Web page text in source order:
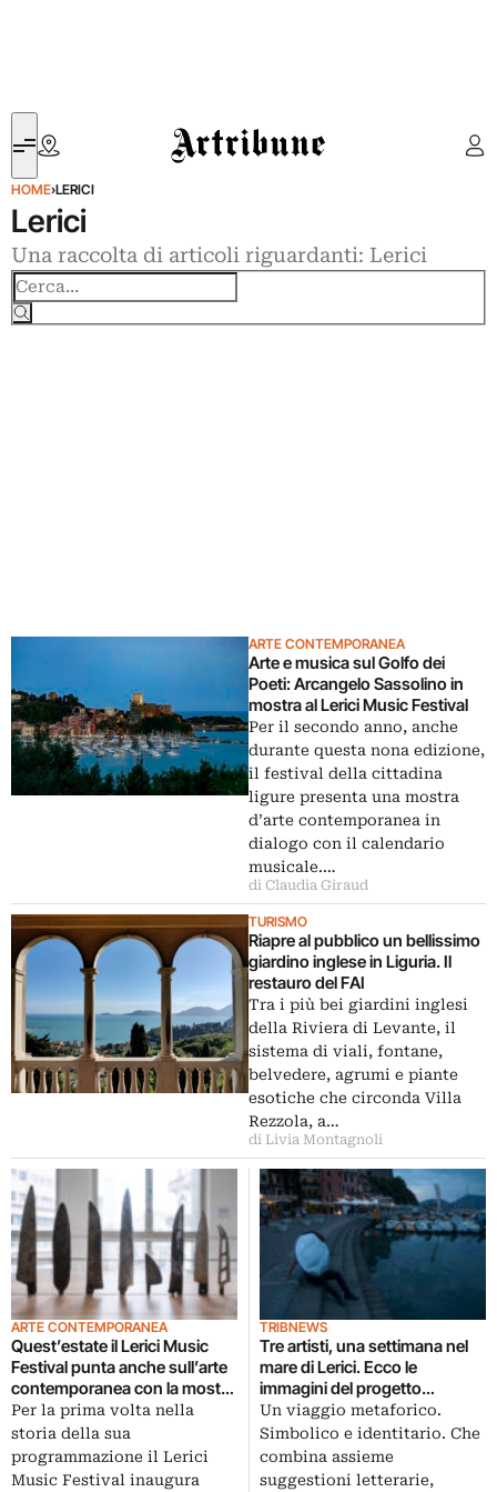
Artribune
HOME›LERICI
Lerici
Una raccolta di articoli riguardanti: Lerici
ARTE CONTEMPORANEA
Arte e musica sul Golfo dei
Poeti: Arcangelo Sassolino in
mostra al Lerici Music Festival
Per il secondo anno, anche
durante questa nona edizione,
il festival della cittadina
ligure presenta una mostra
d’arte contemporanea in
dialogo con il calendario
musicale.…
di Claudia Giraud
TURISMO
Riapre al pubblico un bellissimo
giardino inglese in Liguria. Il
restauro del FAI
Tra i più bei giardini inglesi
della Riviera di Levante, il
sistema di viali, fontane,
belvedere, agrumi e piante
esotiche che circonda Villa
Rezzola, a…
di Livia Montagnoli
ARTE CONTEMPORANEA
Quest’estate il Lerici Music
Festival punta anche sull’arte
contemporanea con la mostra
di un grande artista
Per la prima volta nella
storia della sua
programmazione il Lerici
Music Festival inaugura
TRIBNEWS
Tre artisti, una settimana nel
mare di Lerici. Ecco le
immagini del progetto
RUN/Spazio per artisti di
passaggio: protagonisti
Sabine Delafon, Danilo Vuolo e
Virginia Zanetti
Un viaggio metaforico.
Simbolico e identitario. Che
combina assieme
suggestioni letterarie,